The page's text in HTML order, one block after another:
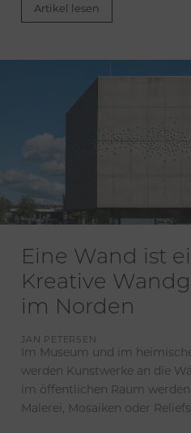
Artikel lesen
Eine Wand ist
Kreative
im Norden
JAN PETERSEN
Im Museum und im
werden Kunstwerke an die
im öffentlichen Raum